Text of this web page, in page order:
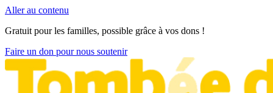
Aller au contenu
Gratuit pour les familles, possible grâce à vos dons !
Faire un don pour nous soutenir